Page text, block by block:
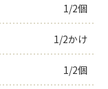
1/2個
1/2かけ
1/2個